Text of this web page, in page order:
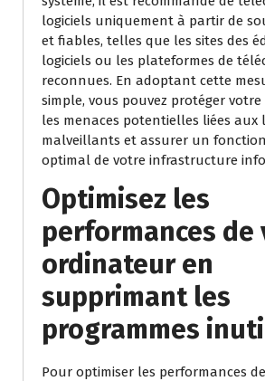
logiciels uniquement à partir de
et fiables, telles que les sites des
logiciels ou les plateformes de
reconnues. En adoptant cette
simple, vous pouvez protéger
les menaces potentielles liées aux
malveillants et assurer un
optimal de votre infrastructure
Optimisez les
performances de
ordinateur en
supprimant les
programmes
Pour optimiser les performances